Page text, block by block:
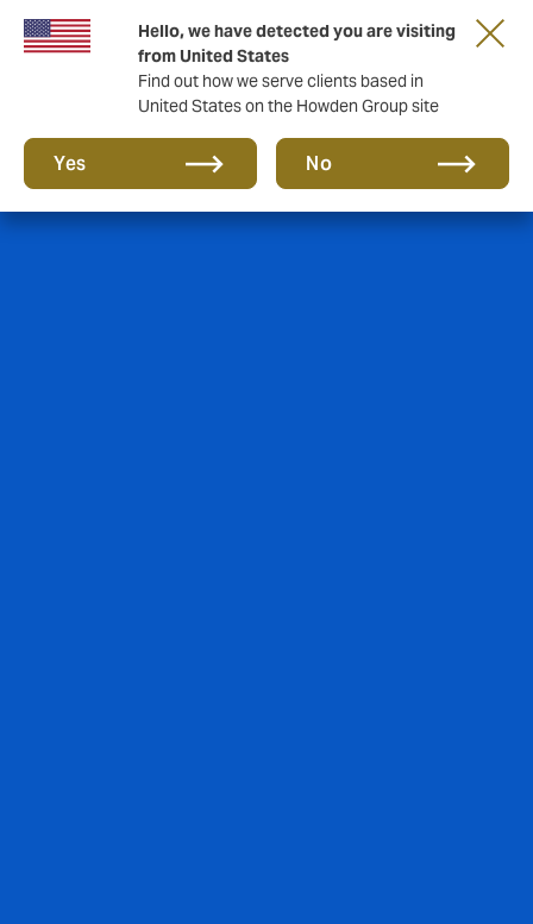
Hello, we have detected you are visiting
from United States
Find out how we serve clients based in
United States on the Howden Group site
Yes No